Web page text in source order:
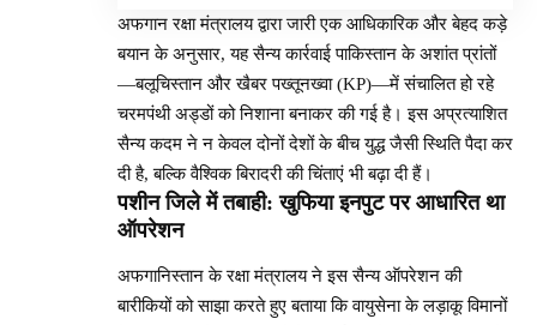
अफगान रक्षा मंत्रालय द्वारा जारी एक आधिकारिक और बेहद कड़े
बयान के अनुसार, यह सैन्य कार्रवाई पाकिस्तान के अशांत प्रांतों
—बलूचिस्तान और खैबर पख्तूनख्वा (KP)—में संचालित हो रहे
चरमपंथी अड्डों को निशाना बनाकर की गई है। इस अप्रत्याशित
सैन्य कदम ने न केवल दोनों देशों के बीच युद्ध जैसी स्थिति पैदा कर
दी है, बल्कि वैश्विक बिरादरी की चिंताएं भी बढ़ा दी हैं।
पशीन जिले में तबाही: खुफिया इनपुट पर आधारित था
ऑपरेशन
अफगानिस्तान के रक्षा मंत्रालय ने इस सैन्य ऑपरेशन की
बारीकियों को साझा करते हुए बताया कि वायुसेना के लड़ाकू विमानों